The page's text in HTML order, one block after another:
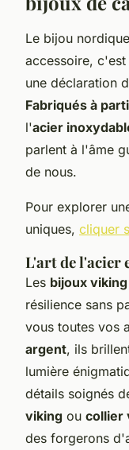
Le bijou
accessoire,
une déclaration
Fabriqués à
l'acier
parlent à l'âme
de nous.
Pour explorer
uniques, cliquer
L'art de l'acier
Les bijoux
résilience sans
vous toutes vos
argent, ils
lumière
détails soignés
viking ou collier
des forgerons